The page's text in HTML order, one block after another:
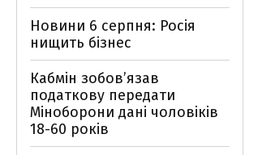
Новини 6 серпня: Росія
нищить бізнес
Кабмін зобовʼязав
податкову передати
Міноборони дані чоловіків
18-60 років